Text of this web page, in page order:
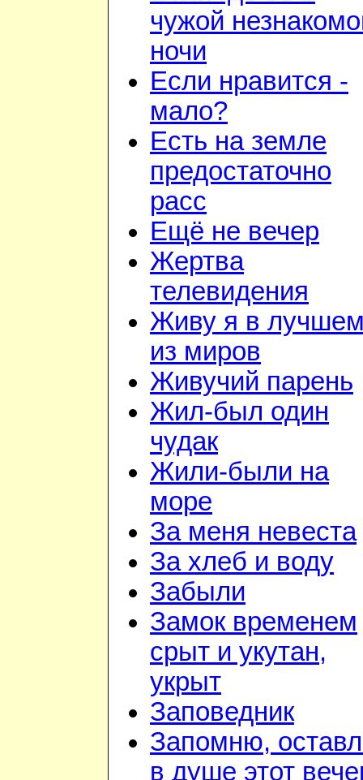
чужой
ночи
Если нравится -
мало?
Есть на земле
предостаточно
расс
Ещё не вечер
Жертва
телевидения
Живу я в
из миров
Живучий парень
Жил-был один
чудак
Жили-были на
море
За меня невеста
За хлеб и воду
Забыли
Замок временем
срыт и укутан,
укрыт
Заповедник
Запомню,
в душе этот